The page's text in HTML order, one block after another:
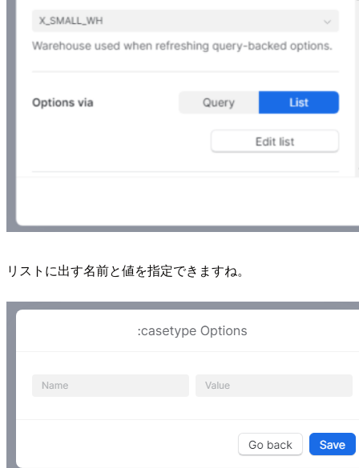
リストに出す名前と値を指定できますね。